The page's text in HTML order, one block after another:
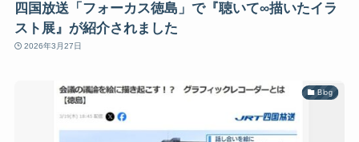
四国放送「フォーカス徳島」で『聴いて∞描いたイラ
スト展』が紹介されました
2026年3月27日
Blog